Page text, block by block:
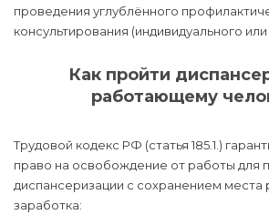
проведения углублённого
консультирования (индивидуального или
Как пройти
работающему
Трудовой кодекс РФ (статья 185.1.)
право на освобождение от работы для
диспансеризации с сохранением места
заработка: